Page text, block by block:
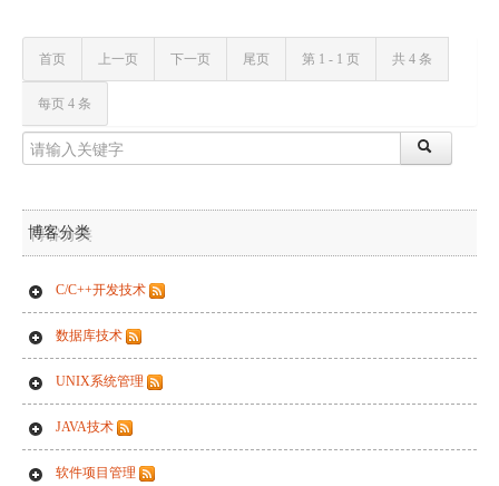
首页 上一页 下一页 尾页 第 1 - 1 页 共 4 条
每页 4 条
博客分类
C/C++开发技术
数据库技术
UNIX系统管理
JAVA技术
软件项目管理